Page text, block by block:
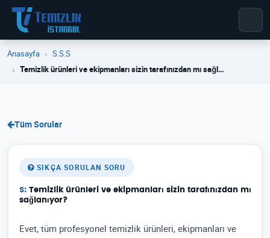
Anasayfa
S.S.S
Temizlik ürünleri ve ekipmanları sizin tarafınızdan mı sağl…
Tüm Sorular
SIKÇA SORULAN SORU
Temizlik ürünleri ve ekipmanları sizin tarafınızdan mı
sağlanıyor?
Evet, tüm profesyonel temizlik ürünleri, ekipmanları ve